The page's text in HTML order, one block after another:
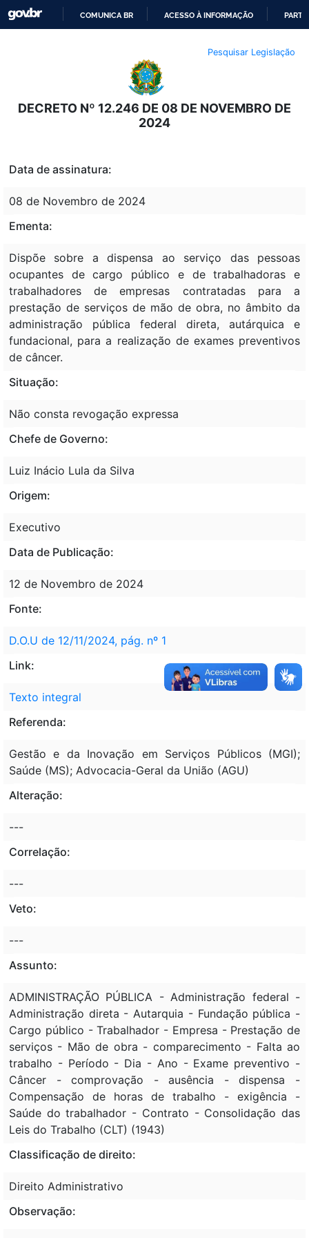
O
CONTEÚDO
COMUNICA BR ACESSO À INFORMAÇÃO
Pesquisar Legislação
DECRETO Nº 12.246 DE 08 DE NOVEMBRO DE
2024
Data de assinatura:
08 de Novembro de 2024
Ementa:
Dispõe sobre a dispensa ao serviço das pessoas
ocupantes de cargo público e de trabalhadoras e
trabalhadores de empresas contratadas para a
prestação de serviços de mão de obra, no âmbito da
administração pública federal direta, autárquica e
fundacional, para a realização de exames preventivos
de câncer.
Situação:
Não consta revogação expressa
Chefe de Governo:
Luiz Inácio Lula da Silva
Origem:
Executivo
Data de Publicação:
12 de Novembro de 2024
Fonte:
D.O.U de 12/11/2024, pág. nº 1
Link:
Texto integral
Referenda:
Gestão e da Inovação em Serviços Públicos (MGI);
Saúde (MS); Advocacia-Geral da União (AGU)
Alteração:
---
Correlação:
---
Veto:
---
Assunto:
ADMINISTRAÇÃO PÚBLICA - Administração federal -
Administração direta - Autarquia - Fundação pública -
Cargo público - Trabalhador - Empresa - Prestação de
serviços - Mão de obra - comparecimento - Falta ao
trabalho - Período - Dia - Ano - Exame preventivo -
Câncer - comprovação - ausência - dispensa -
Compensação de horas de trabalho - exigência -
Saúde do trabalhador - Contrato - Consolidação das
Leis do Trabalho (CLT) (1943)
Classificação de direito:
Direito Administrativo
Observação: